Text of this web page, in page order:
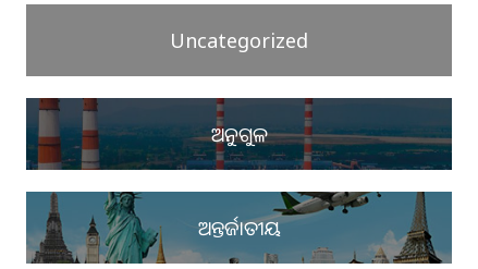
Uncategorized
ଅନୁଗୁଳ
ଅନ୍ତର୍ଜାତୀୟ